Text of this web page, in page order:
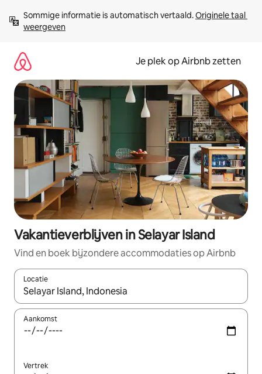
direct
naar
Sommige informatie is automatisch vertaald. Originele taal
weergeven
Je plek op Airbnb zetten
Vakantieverblijven in Selayar Island
Vind en boek bijzondere accommodaties op Airbnb
Locatie
Wanneer er resultaten beschikbaar zijn, maak je een keuze
Aankomst
Vertrek